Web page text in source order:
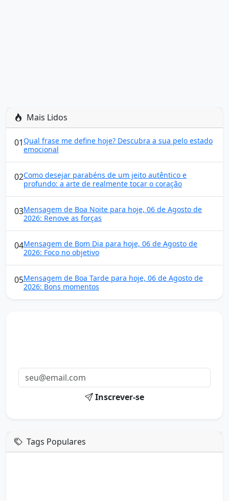
Mais Lidos
01Qual frase me define hoje? Descubra a sua pelo estado
emocional
02Como desejar parabéns de um jeito autêntico e
profundo: a arte de realmente tocar o coração
03Mensagem de Boa Noite para hoje, 06 de Agosto de
2026: Renove as forças
04Mensagem de Bom Dia para hoje, 06 de Agosto de
2026: Foco no objetivo
05Mensagem de Boa Tarde para hoje, 06 de Agosto de
2026: Bons momentos
Inscrever-se
Tags Populares